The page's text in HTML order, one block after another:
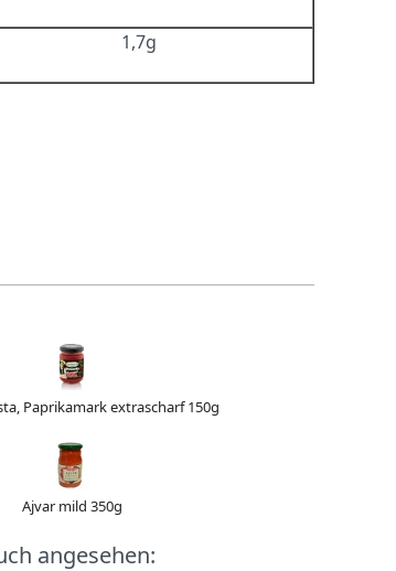
1,7g
Paprikamark extrascharf 150g
Ajvar mild 350g
angesehen: